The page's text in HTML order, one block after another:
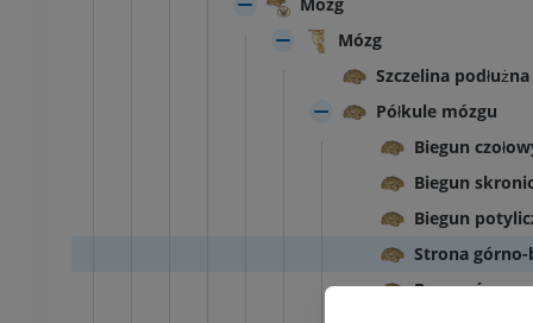
Mózg
Szczelina
Półkule mózgu
Biegun
Biegun
Biegun
Strona górno-
Brzeg górny